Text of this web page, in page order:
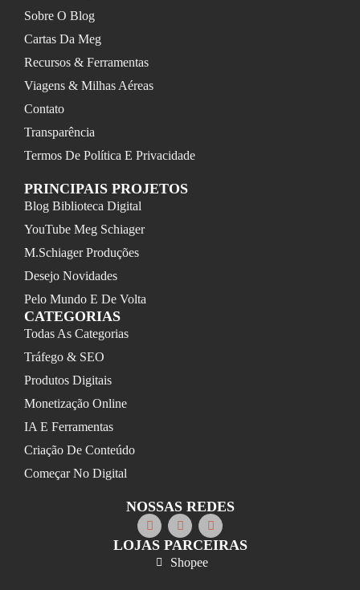
Sobre O Blog
Cartas Da Meg
Recursos & Ferramentas
Viagens & Milhas Aéreas
Contato
Transparência
Termos De Política E Privacidade
PRINCIPAIS PROJETOS
Blog Biblioteca Digital
YouTube Meg Schiager
M.Schiager Produções
Desejo Novidades
Pelo Mundo E De Volta
CATEGORIAS
Todas As Categorias
Tráfego & SEO
Produtos Digitais
Monetização Online
IA E Ferramentas
Criação De Conteúdo
Começar No Digital
NOSSAS REDES
LOJAS PARCEIRAS
Shopee